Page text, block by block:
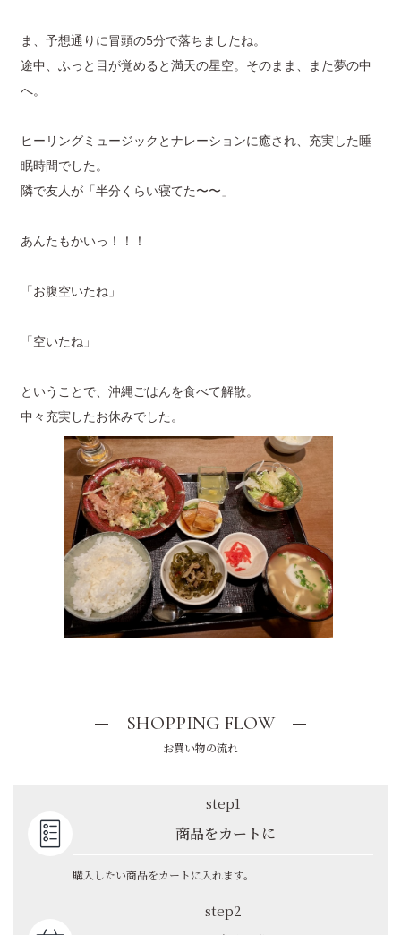
ま、予想通りに冒頭の5分で落ちましたね。
途中、ふっと目が覚めると満天の星空。そのまま、また夢の中
へ。
ヒーリングミュージックとナレーションに癒され、充実した睡
眠時間でした。
隣で友人が「半分くらい寝てた〜〜」
あんたもかいっ！！！
「お腹空いたね」
「空いたね」
ということで、沖縄ごはんを食べて解散。
中々充実したお休みでした。
SHOPPING FLOW
お買い物の流れ
step1
商品をカートに
購入したい商品をカートに入れます。
step2